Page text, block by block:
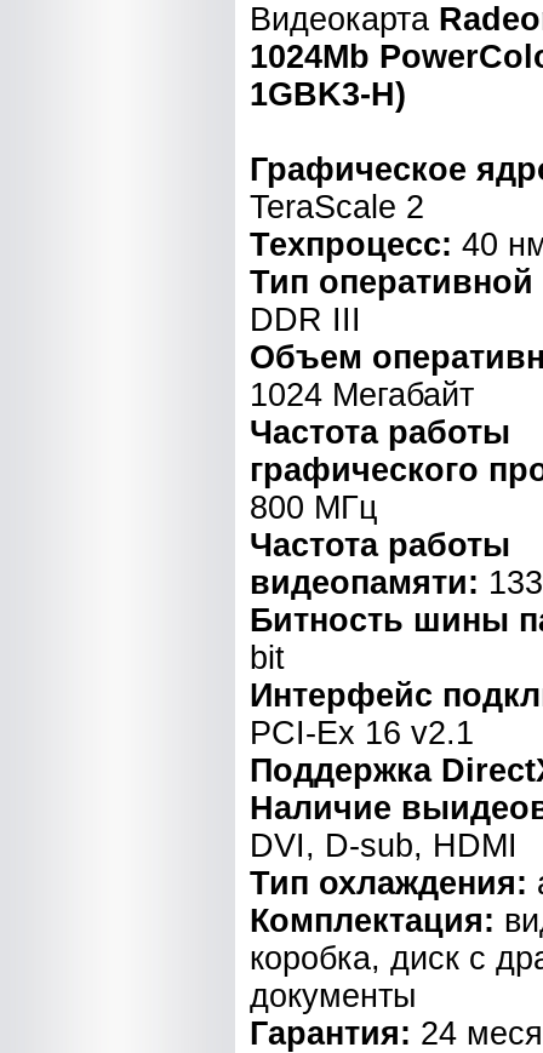
Видеокарта
1024Mb
1GBK3-H)
Графическое
TeraScale 2
Техпроцесс: 40
Тип
DDR III
Объем
1024 Мегабайт
Частота работы
графического
800 МГц
Частота работы
видеопамяти:
Битность шины
bit
Интерфейс
PCI-Ex 16 v2.1
Поддержка
Наличие
DVI, D-sub, HDMI
Тип охлаждения:
Комплектация:
коробка, диск с
документы
Гарантия: 24